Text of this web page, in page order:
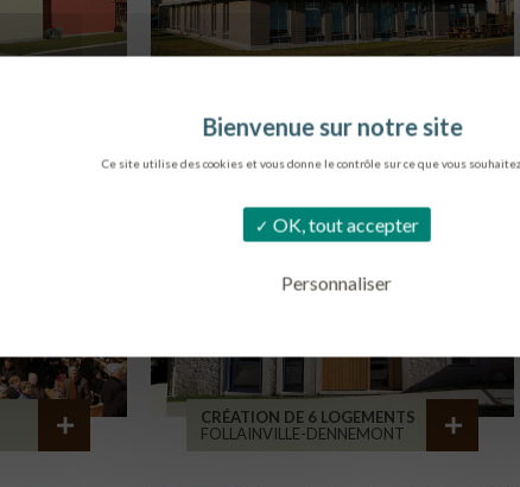
Ce site utilise des cookies et vous donne le contrôle sur ce que vous
OK, tout accepter
Personnaliser
CRÉATION DE 6 LOGEMENTS
FOLLAINVILLE-DENNEMONT